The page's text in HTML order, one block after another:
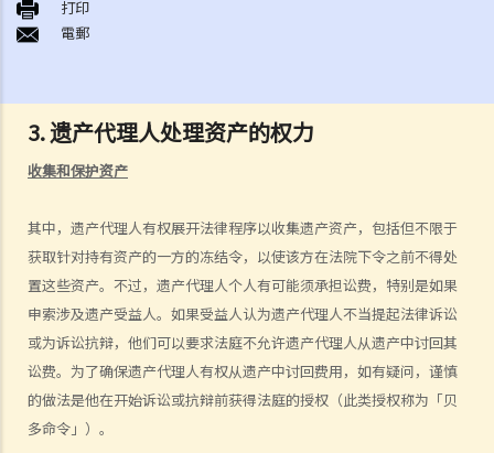
3. 遗产代理人处理资产的权力
收集和保护资产
其中，遗产代理人有权展开法律程序以收集遗产资产，包括但不限于
获取针对持有资产的一方的冻结令，以使该方在法院下令之前不得处
置这些资产。不过，遗产代理人个人有可能须承担讼费，特别是如果
申索涉及遗产受益人。如果受益人认为遗产代理人不当提起法律诉讼
或为诉讼抗辩，他们可以要求法庭不允许遗产代理人从遗产中讨回其
讼费。为了确保遗产代理人有权从遗产中讨回费用，如有疑问，谨慎
的做法是他在开始诉讼或抗辩前获得法庭的授权（此类授权称为「贝
多命令」）。
2. 在授予承办书方面，有遗嘱的遗产与没有遗嘱的遗产有何分别?
如何订立遗嘱
Q1. 假如立遗嘱人仅透过电话与律师讨论遗嘱内容，但从未签署任何遗
嘱，到底立遗嘱人有没有签立有效的遗嘱？
2. 在订立遗嘱之前，有甚么事项需要考虑？
1. 遗产有哪些类型?
2. 将馈赠赠予给不同受益人时需要考虑什么事项？
3. 订立遗嘱时有什么要注意？
4. 问与答
1. 遗嘱与"平安纸"有甚么分别？
2. 我非常担心我的遗嘱不会按照我的意愿执行。我该怎么做才能保证遗
嘱在我死后能正确执行？
3. 我已经完全不爱我的妻子了，因此我打算不留任何东西给她，甚至在
打印
電郵